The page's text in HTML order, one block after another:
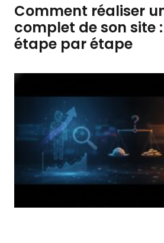
Comment réaliser
complet de son site
étape par étape